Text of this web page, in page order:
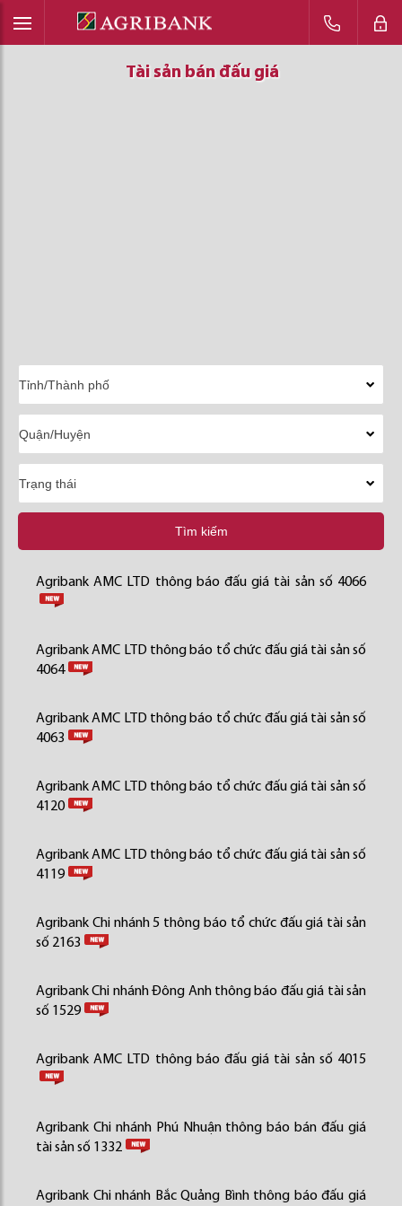
Tài sản bán đấu giá
Tài sản bán đấu giá
Tài sản bán đấu giá
Tìm kiếm
Agribank AMC LTD thông báo đấu giá tài sản số 4066
Agribank AMC LTD thông báo tổ chức đấu giá tài sản số
4064
Agribank AMC LTD thông báo tổ chức đấu giá tài sản số
4063
Agribank AMC LTD thông báo tổ chức đấu giá tài sản số
4120
Agribank AMC LTD thông báo tổ chức đấu giá tài sản số
4119
Agribank Chi nhánh 5 thông báo tổ chức đấu giá tài sản
số 2163
Agribank Chi nhánh Đông Anh thông báo đấu giá tài sản
số 1529
Agribank AMC LTD thông báo đấu giá tài sản số 4015
Agribank Chi nhánh Phú Nhuận thông báo bán đấu giá
tài sản số 1332
Agribank Chi nhánh Bắc Quảng Bình thông báo đấu giá